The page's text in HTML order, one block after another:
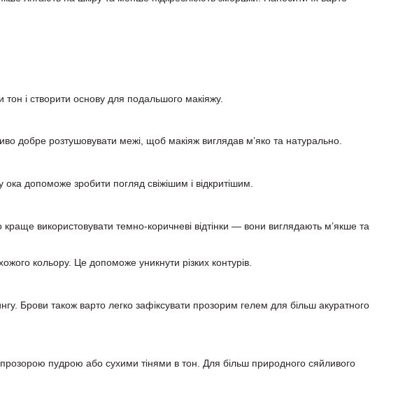
і створити основу для подальшого макіяжу.
добре розтушовувати межі, щоб макіяж виглядав м’яко та натурально.
ока допоможе зробити погляд свіжішим і відкритішим.
краще використовувати темно-коричневі відтінки — вони виглядають м’якше та
кольору. Це допоможе уникнути різких контурів.
Брови також варто легко зафіксувати прозорим гелем для більш акуратного
прозорою пудрою або сухими тінями в тон. Для більш природного сяйливого